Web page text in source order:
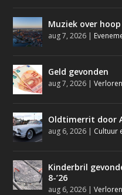
Muziek over
aug 7, 2026 |
Geld gevonden
aug 7, 2026 |
Oldtimerrit door
aug 6, 2026 | Cultuur
Kinderbril
8-’26
aug 6, 2026 |